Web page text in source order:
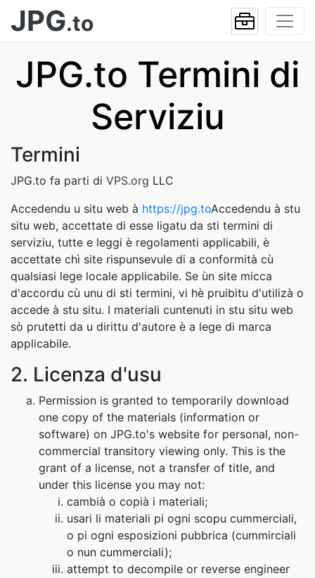
JPG.to
JPG.to Termini di
Serviziu
Termini
JPG.to fa parti di VPS.org LLC
Accedendu u situ web à https://jpg.toAccedendu à stu
situ web, accettate di esse ligatu da sti termini di
serviziu, tutte e leggi è regolamenti applicabili, è
accettate chì site rispunsevule di a conformità cù
qualsiasi lege locale applicabile. Se ùn site micca
d'accordu cù unu di sti termini, vi hè pruibitu d'utilizà o
accede à stu situ. I materiali cuntenuti in stu situ web
sò prutetti da u dirittu d'autore è a lege di marca
applicabile.
2. Licenza d'usu
Permission is granted to temporarily download
one copy of the materials (information or
software) on JPG.to's website for personal, non-
commercial transitory viewing only. This is the
grant of a license, not a transfer of title, and
under this license you may not:
cambià o copià i materiali;
usari li materiali pi ogni scopu cummerciali,
o pi ogni esposizioni pubbrica (cummirciali
o nun cummerciali);
attempt to decompile or reverse engineer